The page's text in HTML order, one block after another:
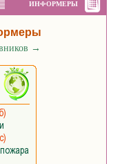
ИНФОРМЕРЫ
→